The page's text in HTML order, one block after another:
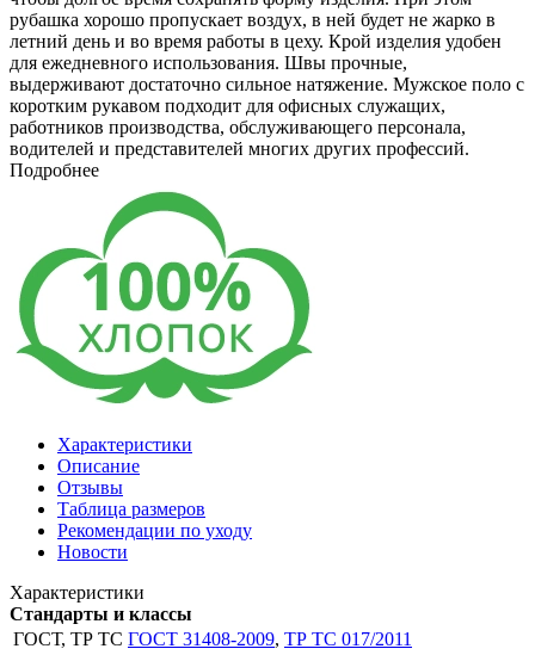
рубашка хорошо пропускает воздух, в ней будет не жарко в
летний день и во время работы в цеху. Крой изделия удобен
для ежедневного использования. Швы прочные,
выдерживают достаточно сильное натяжение. Мужское поло с
коротким рукавом подходит для офисных служащих,
работников производства, обслуживающего персонала,
водителей и представителей многих других профессий.
Подробнее
Характеристики
Описание
Отзывы
Таблица размеров
Рекомендации по уходу
Новости
Характеристики
Стандарты и классы
ГОСТ, ТР ТС ГОСТ 31408-2009, ТР ТС 017/2011